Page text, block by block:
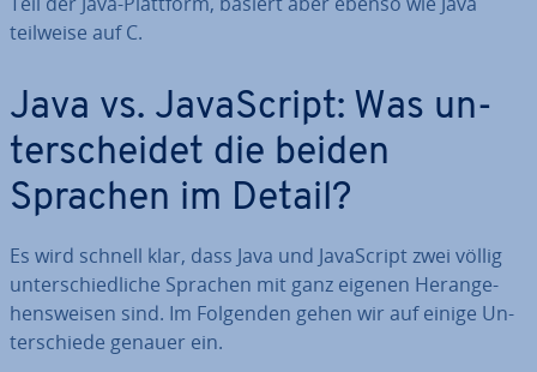
teilweise auf C.
Java vs. Ja­va­Script: Was un­
ter­schei­det die beiden
Sprachen im Detail?
Es wird schnell klar, dass Java und Ja­va­Script zwei völlig
un­ter­schied­li­che Sprachen mit ganz eigenen Her­an­ge­
hens­wei­sen sind. Im Folgenden gehen wir auf einige Un­
ter­schie­de genauer ein.